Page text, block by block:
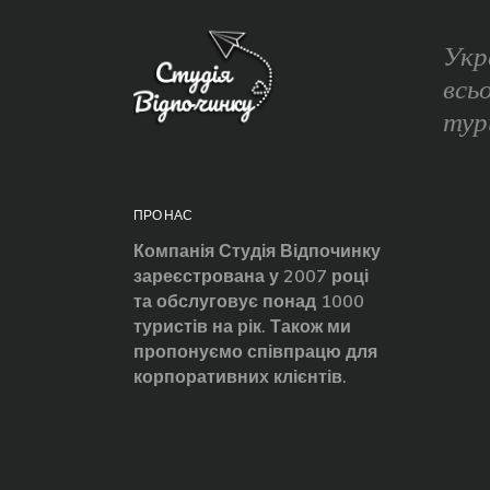
ПРО НАС
Компанія Студія Відпочинку
зареєстрована у 2007 році
та обслуговує понад 1000
туристів на рік. Також ми
пропонуємо співпрацю для
корпоративних клієнтів.